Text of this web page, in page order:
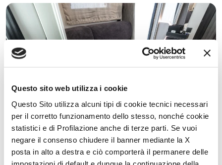
Questo sito web utilizza i cookie
Questo Sito utilizza alcuni tipi di cookie tecnici necessari
per il corretto funzionamento dello stesso, nonché cookie
statistici e di Profilazione anche di terze parti. Se vuoi
negare il consenso chiudere il banner mediante la X
posta in alto a destra e ciò comporterà il permanere delle